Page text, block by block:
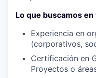
Lo que buscamos en
Experiencia en
(corporativos,
Certificación en
Proyectos o